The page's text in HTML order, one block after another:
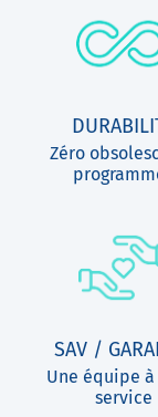
Zéro
SAV /
Une équipe
service